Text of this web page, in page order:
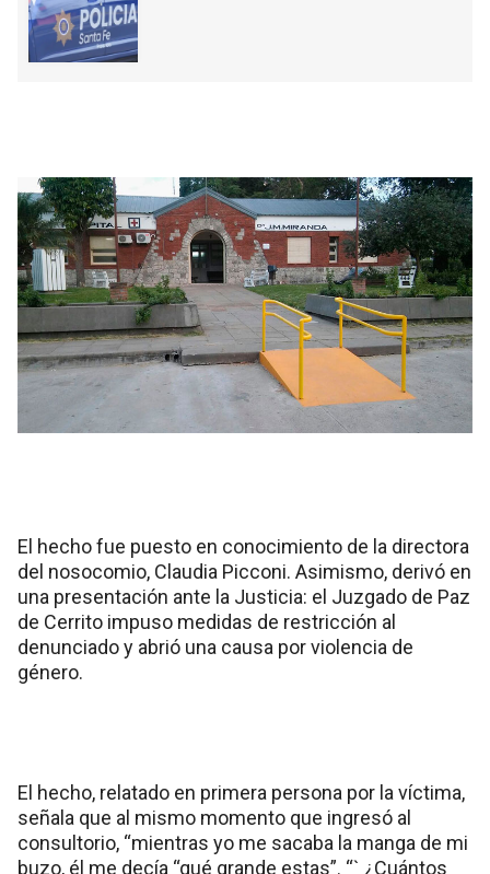
El hecho fue puesto en conocimiento de la directora
del nosocomio, Claudia Picconi. Asimismo, derivó en
una presentación ante la Justicia: el Juzgado de Paz
de Cerrito impuso medidas de restricción al
denunciado y abrió una causa por violencia de
género.
El hecho, relatado en primera persona por la víctima,
señala que al mismo momento que ingresó al
consultorio, “mientras yo me sacaba la manga de mi
buzo, él me decía “qué grande estas”. “` ¿Cuántos